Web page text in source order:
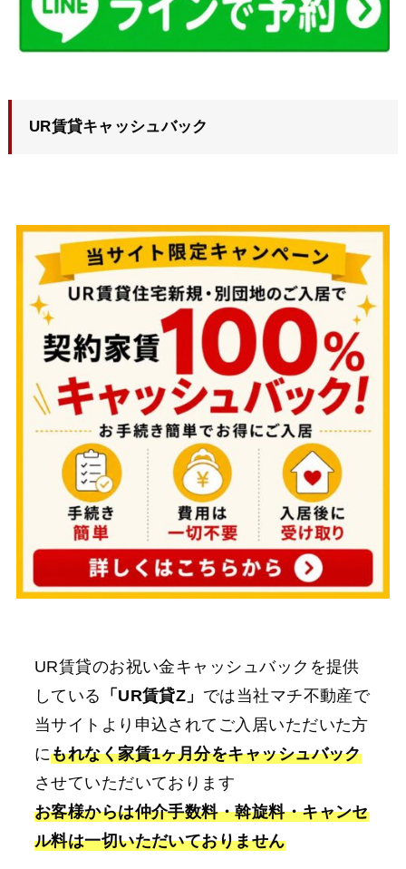
UR賃貸キャッシュバック
UR賃貸のお祝い金キャッシュバックを提供
している
「UR賃貸Z」 では当社マチ不動産で
当サイトより申込されてご入居いただいた方
にもれなく家賃1ヶ月分をキャッシュバック
させていただいております
お客様からは仲介手数料・斡旋料・キャンセ
ル料は一切いただいておりません